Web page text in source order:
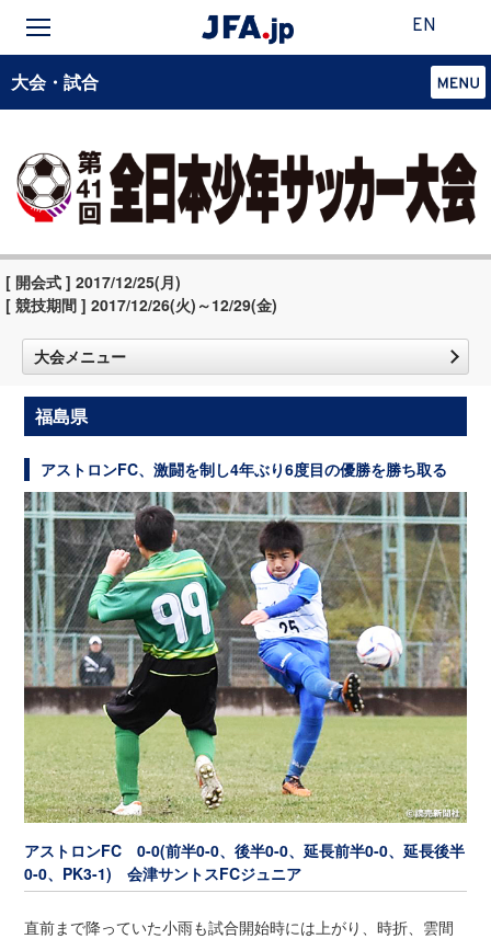
EN
大会・試合
[ 開会式 ] 2017/12/25(月)
[ 競技期間 ] 2017/12/26(火)～12/29(金)
大会メニュー
福島県
アストロンFC、激闘を制し4年ぶり6度目の優勝を勝ち取る
アストロンFC 0-0(前半0-0、後半0-0、延長前半0-0、延長後半
0-0、PK3-1) 会津サントスFCジュニア
直前まで降っていた小雨も試合開始時には上がり、時折、雲間